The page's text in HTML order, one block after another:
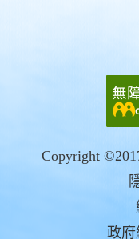
Copyright
政府